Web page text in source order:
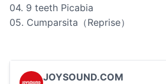
04. 9 teeth Picabia
05. Cumparsita（Reprise）
JOYSOUND.COM